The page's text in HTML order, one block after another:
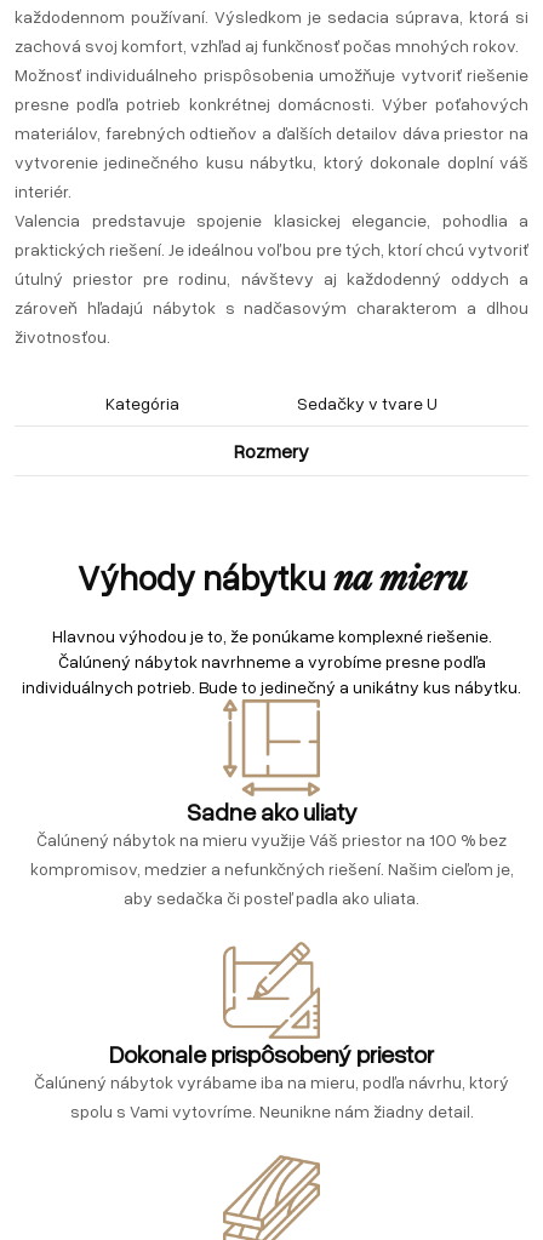
každodennom používaní. Výsledkom je sedacia súprava, ktorá si
zachová svoj komfort, vzhľad aj funkčnosť počas mnohých rokov.
Možnosť individuálneho prispôsobenia umožňuje vytvoriť riešenie
presne podľa potrieb konkrétnej domácnosti. Výber poťahových
materiálov, farebných odtieňov a ďalších detailov dáva priestor na
vytvorenie jedinečného kusu nábytku, ktorý dokonale doplní váš
interiér.
Valencia predstavuje spojenie klasickej elegancie, pohodlia a
praktických riešení. Je ideálnou voľbou pre tých, ktorí chcú vytvoriť
útulný priestor pre rodinu, návštevy aj každodenný oddych a
zároveň hľadajú nábytok s nadčasovým charakterom a dlhou
životnosťou.
Kategória Sedačky v tvare U
Rozmery
Výhody nábytkuna mieru
Hlavnou výhodou je to, že ponúkame komplexné riešenie.
Čalúnený nábytok navrhneme a vyrobíme presne podľa
individuálnych potrieb. Bude to jedinečný a unikátny kus nábytku.
Sadne ako uliaty
Čalúnený nábytok na mieru využije Váš priestor na 100 % bez
kompromisov, medzier a nefunkčných riešení. Našim cieľom je,
aby sedačka či posteľ padla ako uliata.
Dokonale prispôsobený priestor
Čalúnený nábytok vyrábame iba na mieru, podľa návrhu, ktorý
spolu s Vami vytovríme. Neunikne nám žiadny detail.